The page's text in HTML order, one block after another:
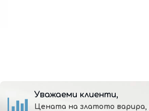
Уважаеми клиенти,
Цената на златото варира,